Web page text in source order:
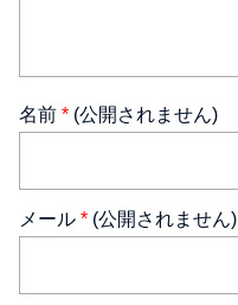
名前 * (公開されません)
メール * (公開されません)